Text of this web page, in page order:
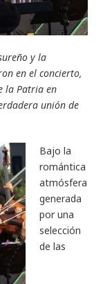
y la
en el concierto,
la Patria en
unión de
Bajo la
romántica
atmósfera
generada
por una
selección
de las